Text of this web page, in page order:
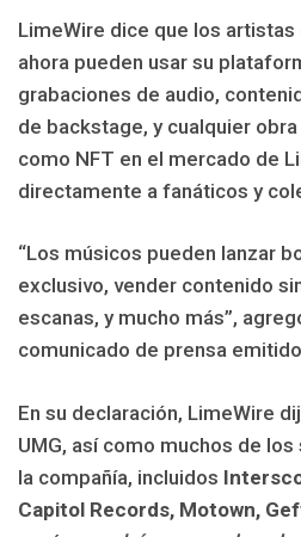
LimeWire dice que los artistas
ahora pueden usar su
grabaciones de audio,
de backstage, y cualquier
como NFT en el mercado de
directamente a fanáticos y
“Los músicos pueden lanzar
exclusivo, vender contenido
escanas, y mucho más”,
comunicado de prensa
En su declaración, LimeWire
UMG, así como muchos de
la compañía, incluidos
Capitol Records, Motown,